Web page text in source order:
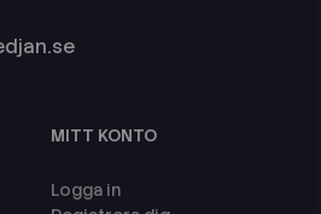
MITT KONTO
Logga in